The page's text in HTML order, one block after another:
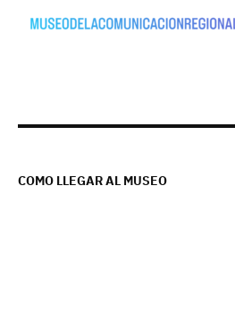
COMO LLEGAR AL MUSEO